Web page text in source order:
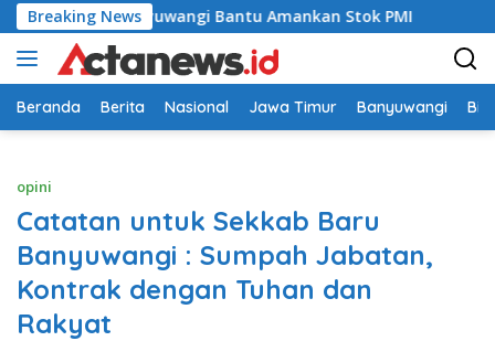
Langsung
ke
konten
Breaking News
Banyuwangi Bantu Amankan Stok PMI Babinsa
Beranda Berita Nasional Jawa Timur Banyuwangi
opini
Catatan untuk Sekkab Baru
Banyuwangi : Sumpah Jabatan,
Kontrak dengan Tuhan dan
Rakyat